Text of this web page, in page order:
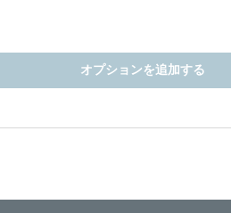
オプションを追加する